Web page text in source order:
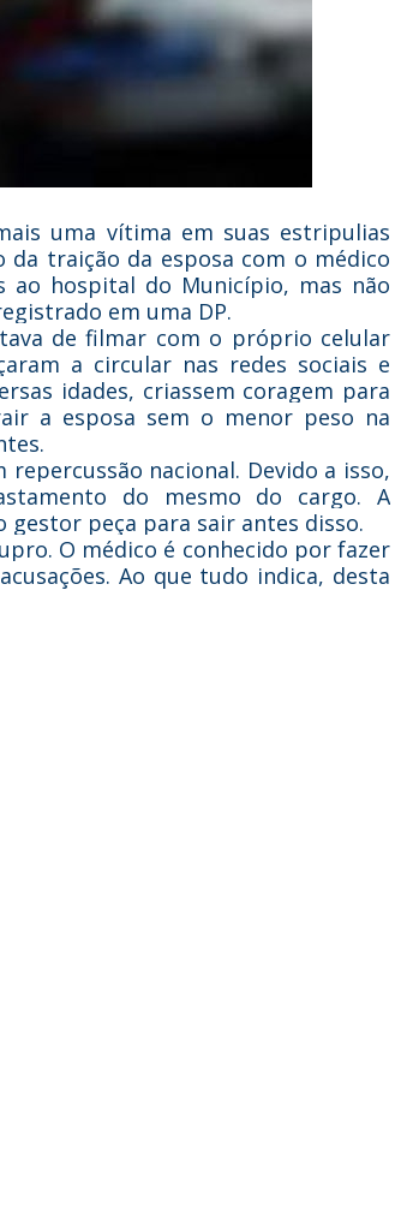
uma vítima em suas estripulias
da traição da esposa com o médico
ao hospital do Município, mas não
em uma DP.
de filmar com o próprio celular
a circular nas redes sociais e
idades, criassem coragem para
a esposa sem o menor peso na
nacional. Devido a isso,
do mesmo do cargo. A
gestor peça para sair antes disso.
O médico é conhecido por fazer
Ao que tudo indica, desta